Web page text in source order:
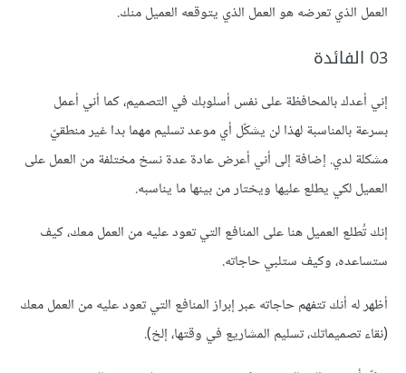
العمل الذي تعرضه هو العمل الذي يتوقعه العميل منك.
03 الفائدة
إني أعدك بالمحافظة على نفس أسلوبك في التصميم، كما أني أعمل
بسرعة بالمناسبة لهذا لن يشكّل أي موعد تسليم مهما بدا غير منطقيّ
مشكلة لدي. إضافة إلى أني أعرض عادة عدة نسخ مختلفة من العمل على
العميل لكي يطلع عليها ويختار من بينها ما يناسبه.
إنك تُطلع العميل هنا على المنافع التي تعود عليه من العمل معك، كيف
ستساعده، وكيف ستلبي حاجاته.
أظهر له أنك تتفهم حاجاته عبر إبراز المنافع التي تعود عليه من العمل معك
(نقاء تصميماتك، تسليم المشاريع في وقتها، إلخ).